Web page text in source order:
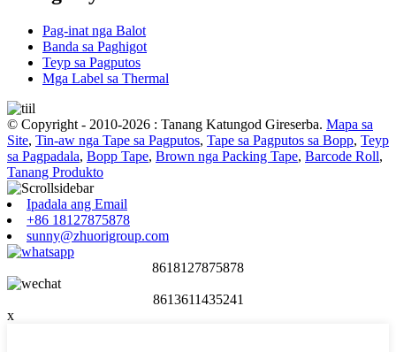
Pag-inat nga Balot
Banda sa Paghigot
Teyp sa Pagputos
Mga Label sa Thermal
© Copyright - 2010-2026 : Tanang Katungod Gireserba. Mapa sa
Site, Tin-aw nga Tape sa Pagputos, Tape sa Pagputos sa Bopp, Teyp
sa Pagpadala, Bopp Tape, Brown nga Packing Tape, Barcode Roll,
Tanang Produkto
Ipadala ang Email
+86 18127875878
sunny@zhuorigroup.com
8618127875878
8613611435241
x